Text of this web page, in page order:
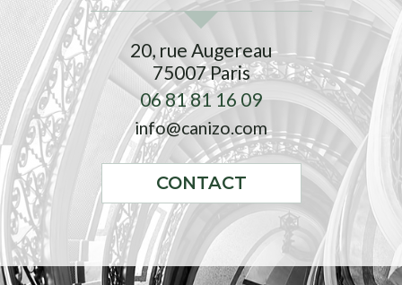
20, rue Augereau
75007Paris
06 81 81 16 09
info@canizo.com
CONTACT